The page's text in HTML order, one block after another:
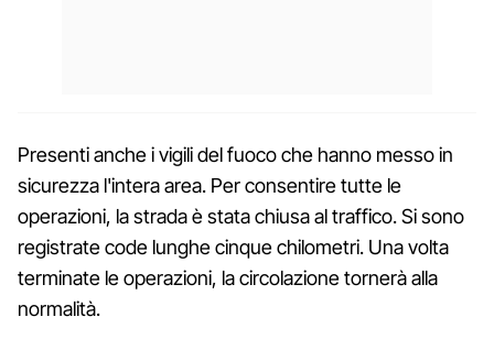
Presenti anche i vigili del fuoco che hanno messo in
sicurezza l'intera area. Per consentire tutte le
operazioni, la strada è stata chiusa al traffico. Si sono
registrate code lunghe cinque chilometri. Una volta
terminate le operazioni, la circolazione tornerà alla
normalità.